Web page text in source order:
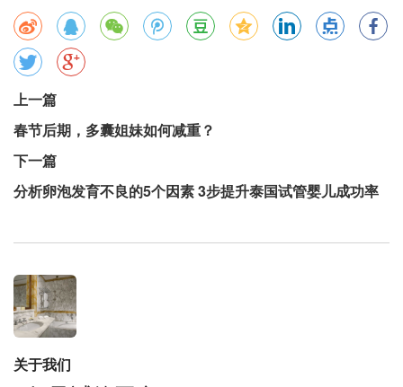
上一篇
春节后期，多囊姐妹如何减重？
下一篇
分析卵泡发育不良的5个因素 3步提升泰国试管婴儿成功率
关于我们